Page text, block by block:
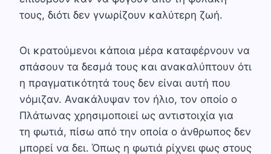
τους, διότι δεν γνωρίζουν καλύτερη ζωή.
Οι κρατούμενοι κάποια μέρα καταφέρνουν να
σπάσουν τα δεσμά τους και ανακαλύπτουν ότι
η πραγματικότητά τους δεν είναι αυτή που
νόμιζαν. Ανακάλυψαν τον ήλιο, τον οποίο ο
Πλάτωνας χρησιμοποιεί ως αντιστοιχία για
τη φωτιά, πίσω από την οποία ο άνθρωπος δεν
μπορεί να δει. Όπως η φωτιά ρίχνει φως στους